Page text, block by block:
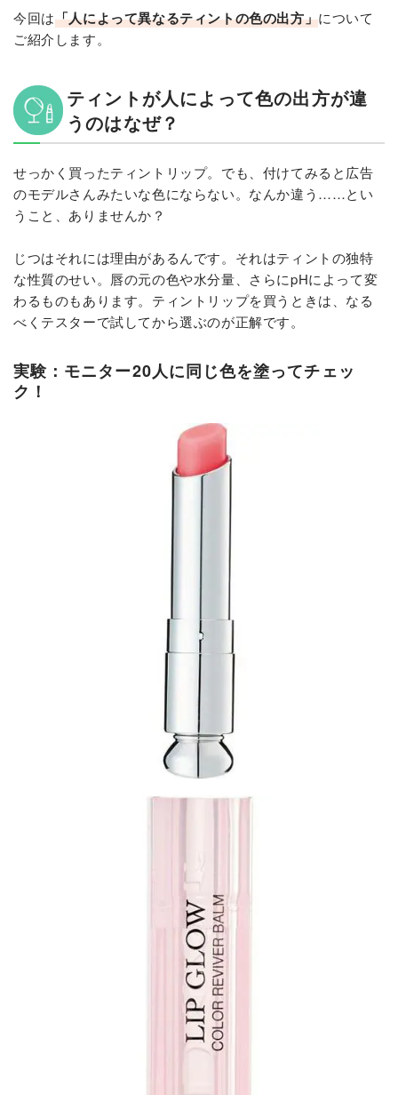
今回は「人によって異なるティントの色の出方」について
ご紹介します。
ティントが人によって色の出方が違
うのはなぜ？
せっかく買ったティントリップ。でも、付けてみると広告
のモデルさんみたいな色にならない。なんか違う……とい
うこと、ありませんか？
じつはそれには理由があるんです。それはティントの独特
な性質のせい。唇の元の色や水分量、さらにpHによって変
わるものもあります。ティントリップを買うときは、なる
べくテスターで試してから選ぶのが正解です。
実験：モニター20人に同じ色を塗ってチェッ
ク！